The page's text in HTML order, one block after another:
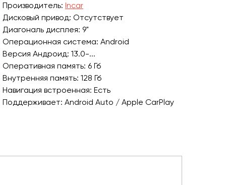
Производитель: Incar
Дисковый привод: Отсутствует
Диагональ дисплея: 9"
Операционная система: Android
Версия Андроид: 13.0-...
Оперативная память: 6 Гб
Внутренняя память: 128 Гб
Навигация встроенная: Есть
Поддерживает: Android Auto / Apple CarPlay